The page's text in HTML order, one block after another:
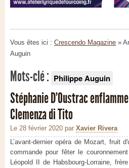
Vous êtes ici : Crescendo Magazine »
Auguin
Mots-clé : Philippe Auguin
Stéphanie D'Oustrac
Clemenza di Tito
Le 28 février 2020 par Xavier Rivera
L’avant-dernier opéra de Mozart, fruit
commande pour fêter le
Léopold II de Habsbourg-Lorraine,